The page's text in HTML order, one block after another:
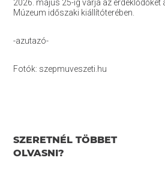
2026. május 25-ig várja az érdeklődőket
Múzeum időszaki kiállítóterében.
-azutazó-
Fotók: szepmuveszeti.hu
SZERETNÉL TÖBBET
OLVASNI?